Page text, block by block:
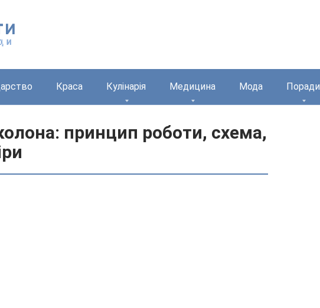
Краса Кулінарія Медицина Мода Поради
принцип роботи, схема,